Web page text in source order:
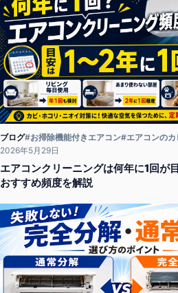
ブログ#お掃除機能付きエアコン#エアコンのカ
2026年5月29日
エアコンクリーニングは何年に1回が
おすすめ頻度を解説